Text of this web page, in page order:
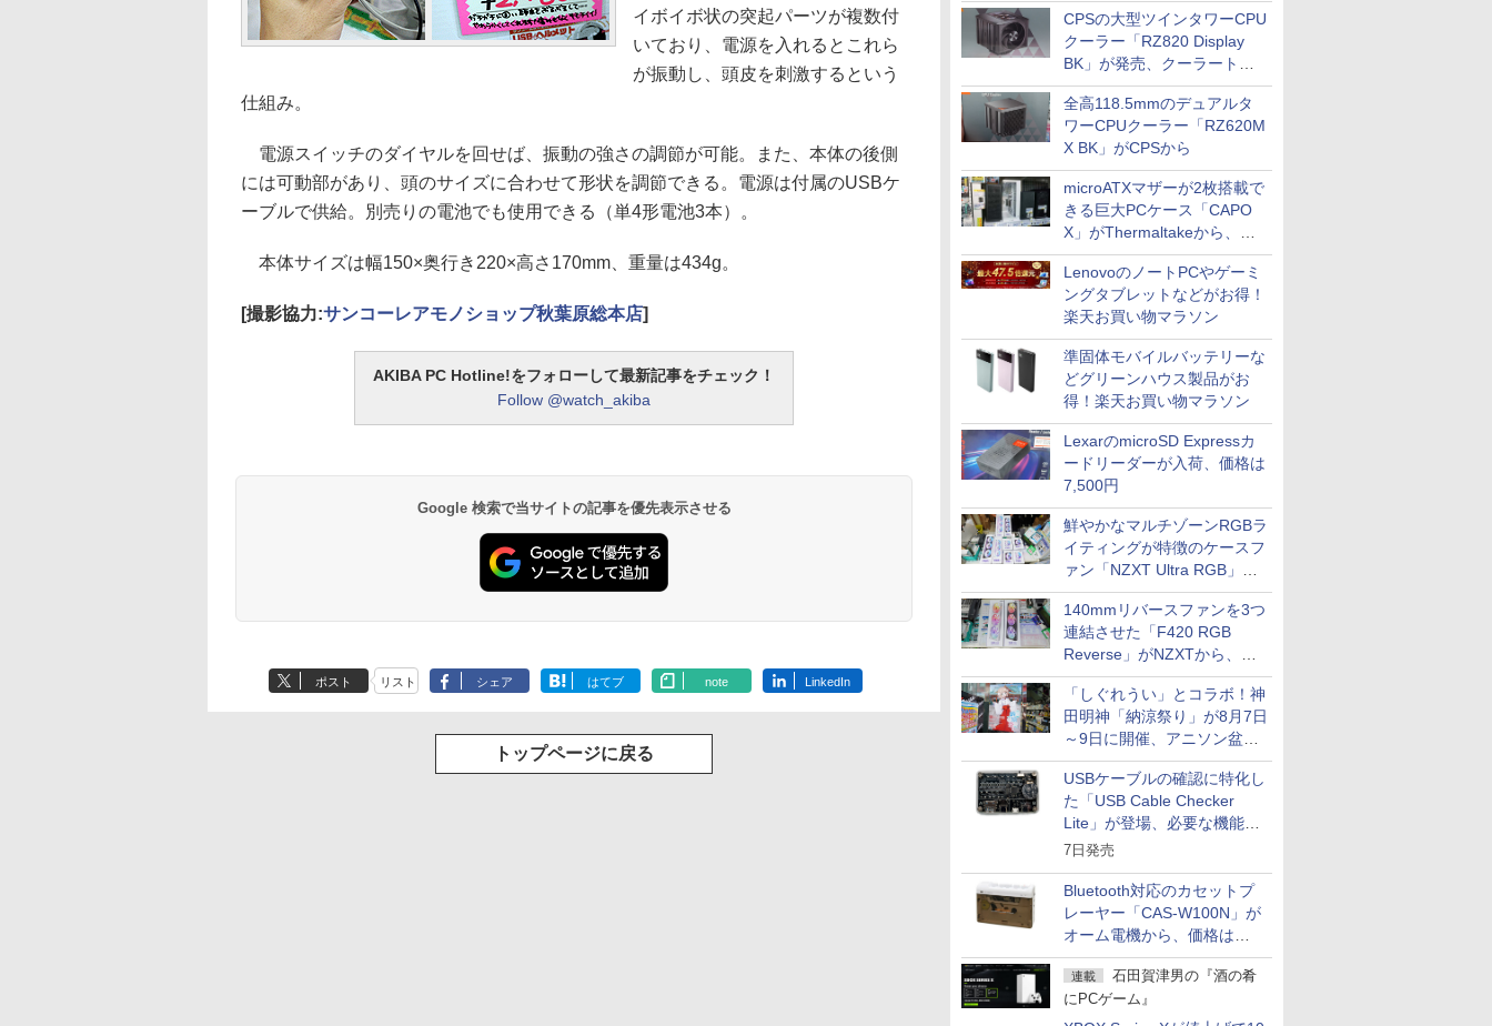
CPSの大型ツインタワーCPU
クーラー「RZ820 Display
BK」が発売、クーラートッ
プに5インチ液晶搭載
全高118.5mmのデュアルタ
ワーCPUクーラー「RZ620M
X BK」がCPSから
microATXマザーが2枚搭載で
きる巨大PCケース「CAPO
X」がThermaltakeから、カ
ラーは2色
LenovoのノートPCやゲーミ
ングタブレットなどがお得！
楽天お買い物マラソン
準固体モバイルバッテリーな
どグリーンハウス製品がお
得！楽天お買い物マラソン
LexarのmicroSD Expressカ
ードリーダーが入荷、価格は
7,500円
鮮やかなマルチゾーンRGBラ
イティングが特徴のケースフ
ァン「NZXT Ultra RGB」が
発売、計8製品
140mmリバースファンを3つ
連結させた「F420 RGB
Reverse」がNZXTから、単
一フレーム採用
「しぐれうい」とコラボ！神
田明神「納涼祭り」が8月7日
～9日に開催、アニソン盆踊
りや屋台グルメなどもあり
USBケーブルの確認に特化し
た「USB Cable Checker
Lite」が登場、必要な機能を
凝縮しコンパクトに
7日発売
Bluetooth対応のカセットプ
レーヤー「CAS-W100N」が
オーム電機から、価格は
5,940円
連載
石田賀津男の『酒の肴
にPCゲーム』
イボイボ状の突起パーツが複数付
いており、電源を入れるとこれら
が振動し、頭皮を刺激するという
仕組み。
電源スイッチのダイヤルを回せば、振動の強さの調節が可能。また、本体の後側
には可動部があり、頭のサイズに合わせて形状を調節できる。電源は付属のUSBケ
ーブルで供給。別売りの電池でも使用できる（単4形電池3本）。
本体サイズは幅150×奥行き220×高さ170mm、重量は434g。
[撮影協力:サンコーレアモノショップ秋葉原総本店]
AKIBA PC Hotline!をフォローして最新記事をチェック！
Follow @watch_akiba
Google 検索で当サイトの記事を優先表示させる
ポスト リスト シェア はてブ note LinkedIn
トップページに戻る